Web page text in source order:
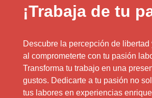
¡Trabaja de tu
Descubre la percepción de libertad
al comprometerte con tu pasión
Transforma tu trabajo en una
gustos. Dedicarte a tu pasión no
tus labores en experiencias